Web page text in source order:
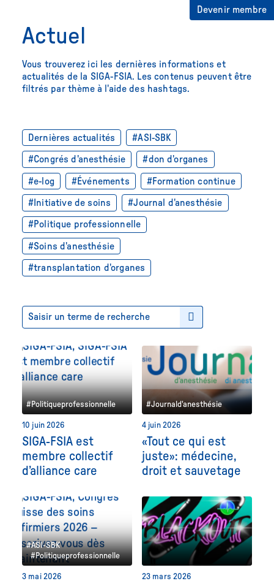
Devenir membre
Actuel
Vous trouverez ici les dernières informations et
actualités de la SIGA-FSIA. Les contenus peuvent être
filtrés par thème à l'aide des hashtags.
Dernières actualités #ASI-SBK
#Congrés d'anesthésie #don d'organes
#e-log #Événements #Formation continue
#Initiative de soins #Journal d'anesthésie
#Politique professionnelle
#Soins d'anesthésie
#transplantation d'organes
#Politiqueprofessionnelle
10 juin 2026
SIGA-FSIA est
membre collectif
d’alliance care
#Journald'anesthésie
4 juin 2026
«Tout ce qui est
juste»: médecine,
droit et sauvetage
#ASI-SBK
#Politiqueprofessionnelle
3 mai 2026 23 mars 2026